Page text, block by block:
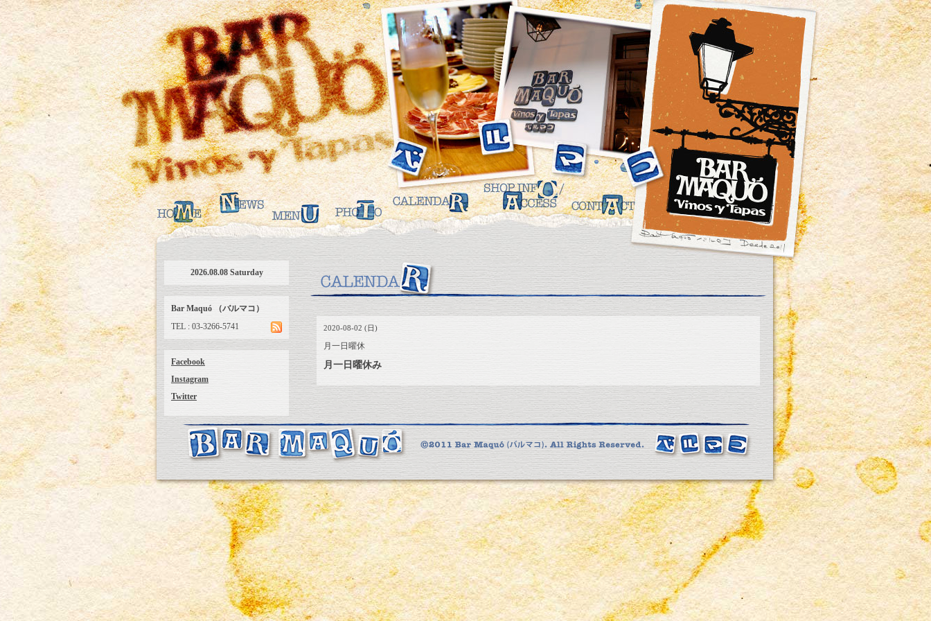
2020-08-02 (日)
月一日曜休
月一日曜休み
2026.08.08 Saturday
Bar Maquó （バルマコ）
TEL : 03-3266-5741
Facebook
Instagram
Twitter